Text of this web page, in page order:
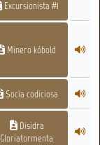
Excursionista #1
Minero kóbold
Socia codiciosa
Disidra
Gloriatormenta